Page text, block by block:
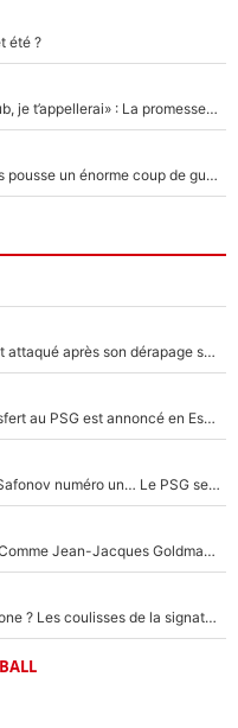
été ?
Mercato - OM - «Dès que je prends un club, je t’appellerai» : La promesse de Marcelino au moment de claquer la porte
Victime de racisme contre Murray, Kyrgios pousse un énorme coup de gueule !
Incendies en Gironde - Nelson Monfort est attaqué après son dérapage sur CNews : «Et lui, il prend combien pour parler dans un studio climatisé?»
Ferran Torres a pris sa décision : Son transfert au PSG est annoncé en Espagne !
Suzuki recruté, Chevalier veut se battre, Safonov numéro un… Le PSG se lance encore dans un gros chantier pour le poste de gardien de but
Un documentaire avec Zinedine Zidane : Comme Jean-Jacques Goldman et Mylène Farmer, le nouveau sélectionneur de l'équipe de France a recalé une journaliste très connue
Le PSG comme seule option après Barcelone ? Les coulisses de la signature historique de Lionel Messi sont révélées au grand jour !